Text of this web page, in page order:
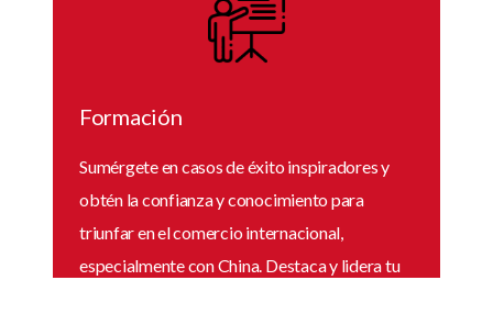
Formación
Sumérgete en casos de éxito inspiradores y
obtén la confianza y conocimiento para
triunfar en el comercio internacional,
especialmente con China. Destaca y lidera tu